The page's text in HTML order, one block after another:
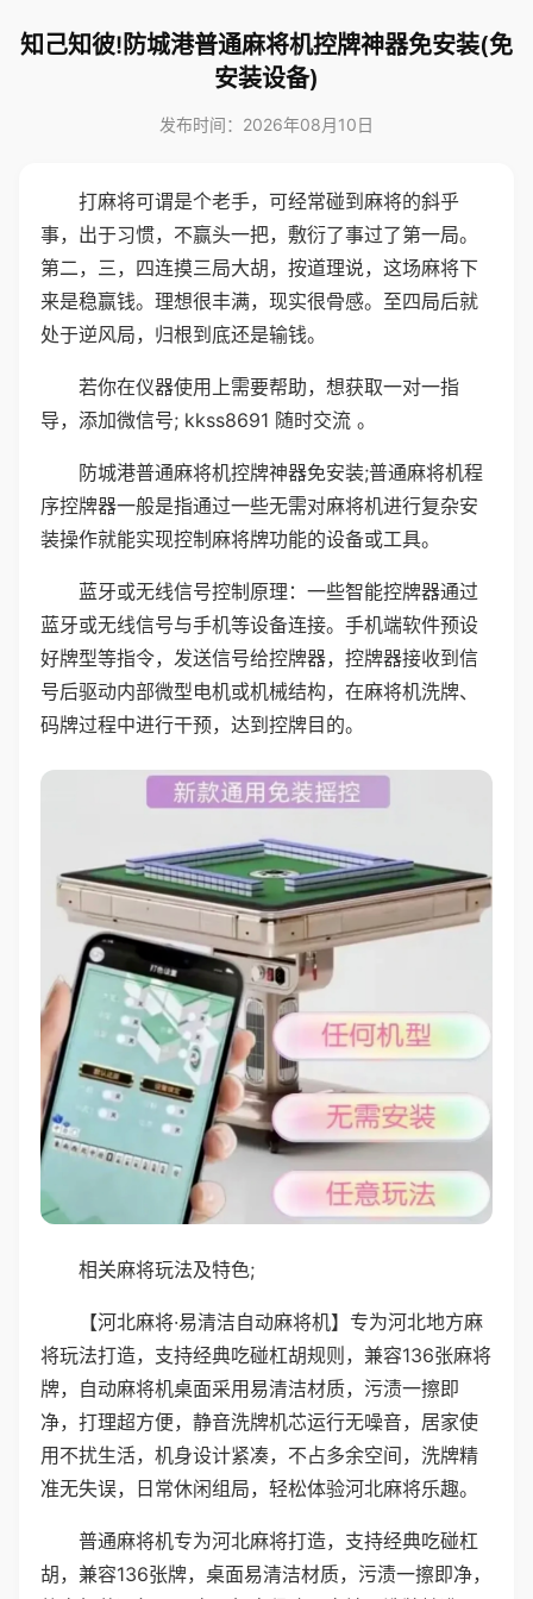
知己知彼!防城港普通麻将机控牌神器免安装(免
安装设备)
发布时间：2026年08月10日
打麻将可谓是个老手，可经常碰到麻将的斜乎
事，出于习惯，不赢头一把，敷衍了事过了第一局。
第二，三，四连摸三局大胡，按道理说，这场麻将下
来是稳赢钱。理想很丰满，现实很骨感。至四局后就
处于逆风局，归根到底还是输钱。
若你在仪器使用上需要帮助，想获取一对一指
导，添加微信号; kkss8691 随时交流 。
防城港普通麻将机控牌神器免安装;普通麻将机程
序控牌器一般是指通过一些无需对麻将机进行复杂安
装操作就能实现控制麻将牌功能的设备或工具。
蓝牙或无线信号控制原理：一些智能控牌器通过
蓝牙或无线信号与手机等设备连接。手机端软件预设
好牌型等指令，发送信号给控牌器，控牌器接收到信
号后驱动内部微型电机或机械结构，在麻将机洗牌、
码牌过程中进行干预，达到控牌目的。
相关麻将玩法及特色;
【河北麻将·易清洁自动麻将机】专为河北地方麻
将玩法打造，支持经典吃碰杠胡规则，兼容136张麻将
牌，自动麻将机桌面采用易清洁材质，污渍一擦即
净，打理超方便，静音洗牌机芯运行无噪音，居家使
用不扰生活，机身设计紧凑，不占多余空间，洗牌精
准无失误，日常休闲组局，轻松体验河北麻将乐趣。
普通麻将机专为河北麻将打造，支持经典吃碰杠
胡，兼容136张牌，桌面易清洁材质，污渍一擦即净，